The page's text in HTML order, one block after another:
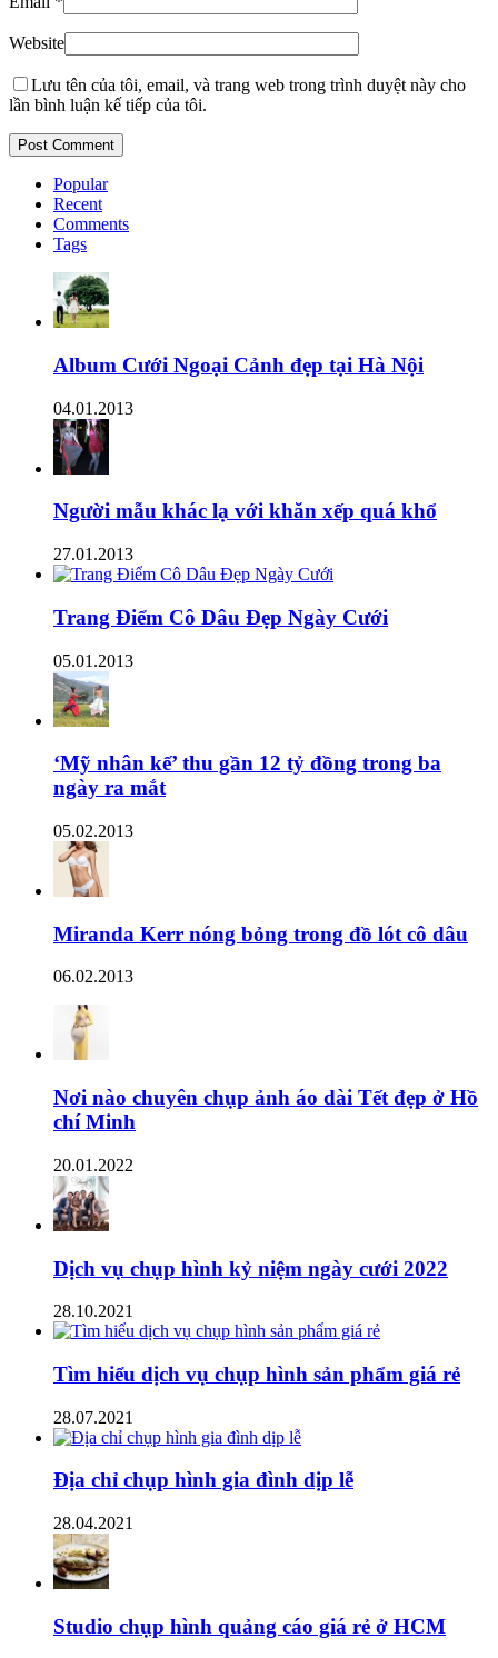
Website
Lưu tên của tôi, email, và trang web trong trình duyệt này cho
lần bình luận kế tiếp của tôi.
Popular
Recent
Comments
Tags
Album Cưới Ngoại Cảnh đẹp tại Hà Nội
04.01.2013
Người mẫu khác lạ với khăn xếp quá khổ
27.01.2013
Trang Điểm Cô Dâu Đẹp Ngày Cưới
05.01.2013
‘Mỹ nhân kế’ thu gần 12 tỷ đồng trong ba
ngày ra mắt
05.02.2013
Miranda Kerr nóng bỏng trong đồ lót cô dâu
06.02.2013
Nơi nào chuyên chụp ảnh áo dài Tết đẹp ở Hồ
chí Minh
20.01.2022
Dịch vụ chụp hình kỷ niệm ngày cưới 2022
28.10.2021
Tìm hiểu dịch vụ chụp hình sản phẩm giá rẻ
28.07.2021
Địa chỉ chụp hình gia đình dịp lễ
28.04.2021
Studio chụp hình quảng cáo giá rẻ ở HCM